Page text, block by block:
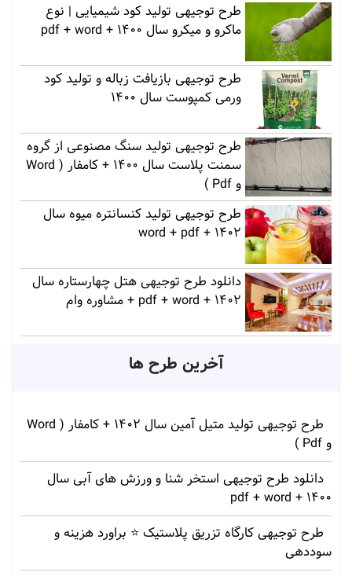
طرح توجیهی تولید کود شیمیایی | نوع
ماکرو و میکرو سال 1400 + pdf + word
طرح توجیهی بازیافت زباله و تولید کود
ورمی کمپوست سال 1400
طرح توجیهی تولید سنگ مصنوعی از گروه
سمنت پلاست سال 1400 + کامفار ( Word
و Pdf )
طرح توجیهی تولید کنسانتره میوه سال
1402 + word + pdf
دانلود طرح توجیهی هتل چهارستاره سال
1402 + pdf + word + مشاوره وام
آخرین طرح ها
طرح توجیهی تولید متیل آمین سال 1402 + کامفار ( Word
و Pdf )
دانلود طرح توجیهی استخر شنا و ورزش های آبی سال
1400 + pdf + word
طرح توجیهی کارگاه تزریق پلاستیک ⭐ براورد هزینه و
سوددهی